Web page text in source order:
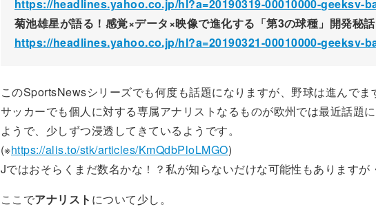
https://headlines.yahoo.co.jp/hl?a=20190319-00010000-geeksv-
菊池雄星が語る！感覚×データ×映像で進化する「第3の球種」開発秘話
https://headlines.yahoo.co.jp/hl?a=20190321-00010000-geeksv-
このSportsNewsシリーズでも何度も話題になりますが、野球は進んでま
サッカーでも個人に対する専属アナリストなるものが欧州では最近話題
ようで、少しずつ浸透してきているようです。
(※https://alis.to/stk/articles/KmQdbPloLMGO)
Jではおそらくまだ数名かな！？私が知らないだけな可能性もありますが
ここでアナリスト について少し。